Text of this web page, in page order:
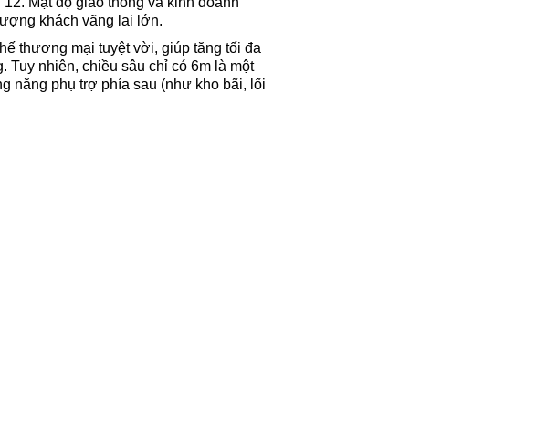
khách vãng lai lớn.
thương mại tuyệt vời, giúp tăng tối đa
Tuy nhiên, chiều sâu chỉ có 6m là một
năng phụ trợ phía sau (như kho bãi, lối